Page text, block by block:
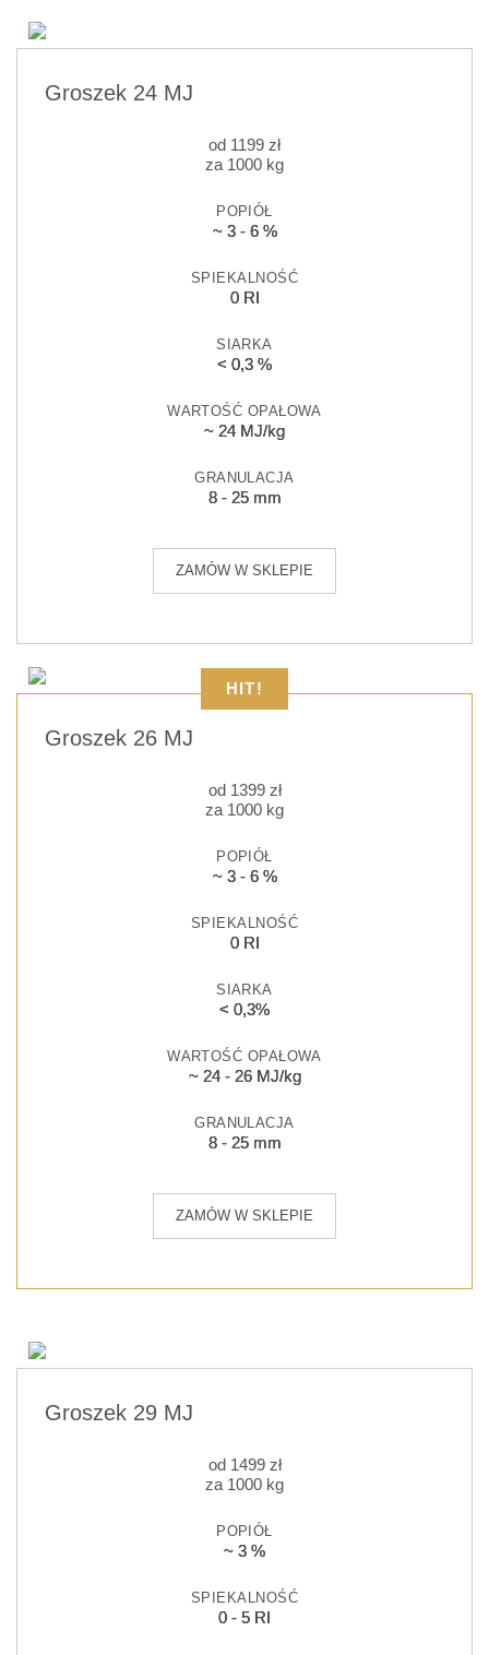
Groszek 24 MJ
od 1199 zł
za 1000 kg
POPIÓŁ
~ 3 - 6 %
SPIEKALNOŚĆ
0 RI
SIARKA
< 0,3 %
WARTOŚĆ OPAŁOWA
~ 24 MJ/kg
GRANULACJA
8 - 25 mm
ZAMÓW W SKLEPIE
HIT!
Groszek 26 MJ
od1399 zł
za 1000 kg
POPIÓŁ
~ 3 - 6 %
SPIEKALNOŚĆ
0 RI
SIARKA
< 0,3%
WARTOŚĆ OPAŁOWA
~ 24 - 26 MJ/kg
GRANULACJA
8 - 25 mm
ZAMÓW W SKLEPIE
Groszek 29 MJ
od1499 zł
za 1000 kg
POPIÓŁ
~ 3 %
SPIEKALNOŚĆ
0 - 5 RI